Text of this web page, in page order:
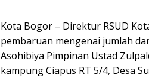
Kota Bogor – Direktur RSUD
pembaruan mengenai jumlah
Asohibiya Pimpinan Ustad
kampung Ciapus RT 5/4, Desa